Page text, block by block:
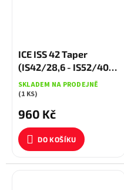
ICE ISS 42 Taper
(IS42/28,6 - IS52/40)
černé
SKLADEM NA PRODEJNĚ
(1 KS)
960 Kč
DO KOŠÍKU